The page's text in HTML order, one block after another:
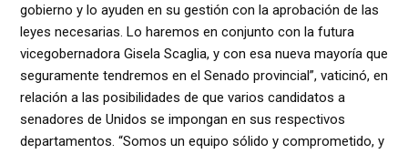
gobierno y lo ayuden en su gestión con la aprobación de las
leyes necesarias. Lo haremos en conjunto con la futura
vicegobernadora Gisela Scaglia, y con esa nueva mayoría que
seguramente tendremos en el Senado provincial”, vaticinó, en
relación a las posibilidades de que varios candidatos a
senadores de Unidos se impongan en sus respectivos
departamentos. “Somos un equipo sólido y comprometido, y